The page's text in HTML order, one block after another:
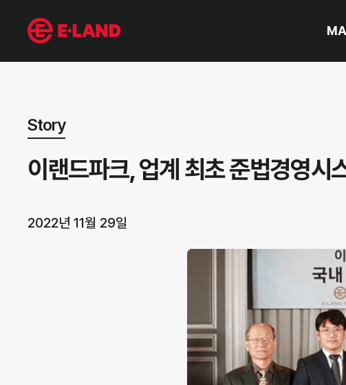
뉴스 상세보기
Story
이랜드파크, 업계 최초 준법경영
2022년 11월 29일